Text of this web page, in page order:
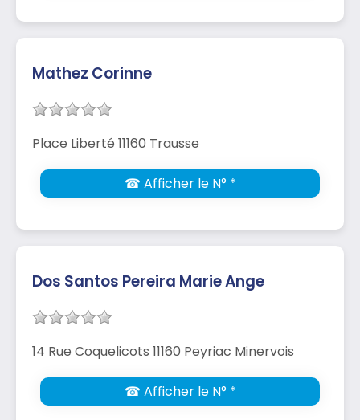
Mathez Corinne
Place Liberté 11160 Trausse
☎ Afficher le N° *
Dos Santos Pereira Marie Ange
14 Rue Coquelicots 11160 Peyriac Minervois
☎ Afficher le N° *